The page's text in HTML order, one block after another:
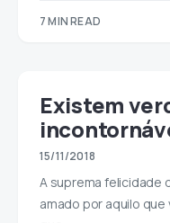
7 MIN READ
Existem
15/11/2018
A suprema felicidade
amado por aquilo